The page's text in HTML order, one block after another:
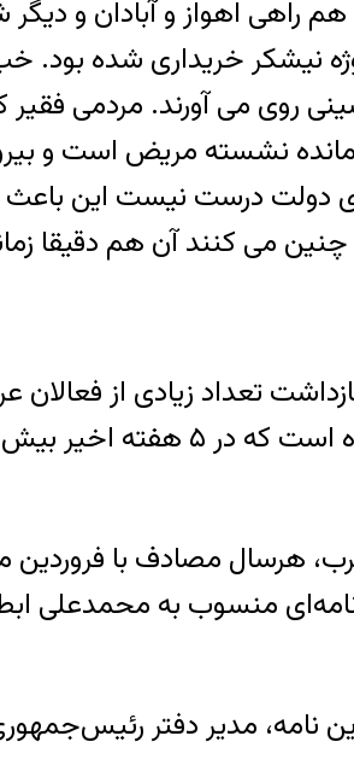
خریداری شده بود. خب
روی می آورند. مردمی فقیر
نشسته مریض است و
درست نیست این باعث
هرسال مصادف با
۱۳۸۴ انتشار نامه‌ای منسوب به
نامه، مدیر دفتر